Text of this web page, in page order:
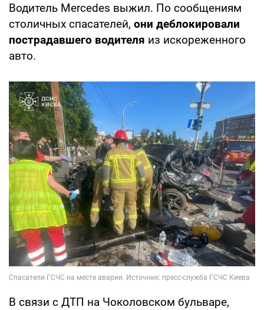
Водитель Mercedes выжил. По сообщениям
столичных спасателей, они деблокировали
пострадавшего водителя из искореженного
авто.
В связи с ДТП на Чоколовском бульваре,